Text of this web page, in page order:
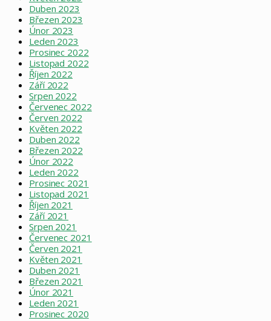
Duben 2023
Březen 2023
Únor 2023
Leden 2023
Prosinec 2022
Listopad 2022
Říjen 2022
Září 2022
Srpen 2022
Červenec 2022
Červen 2022
Květen 2022
Duben 2022
Březen 2022
Únor 2022
Leden 2022
Prosinec 2021
Listopad 2021
Říjen 2021
Září 2021
Srpen 2021
Červenec 2021
Červen 2021
Květen 2021
Duben 2021
Březen 2021
Únor 2021
Leden 2021
Prosinec 2020